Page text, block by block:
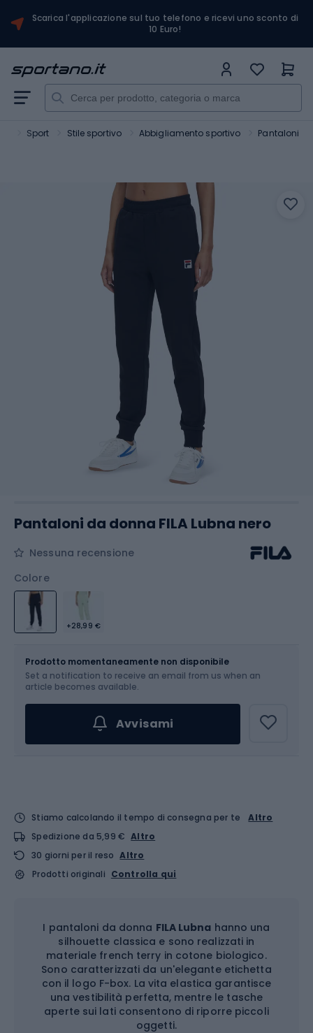
Scarica l'applicazione sul tuo telefono e ricevi uno sconto di
10 Euro!
Sport Stile sportivo Abbigliamento sportivo Pantaloni
Pantaloni da donna FILA Lubna nero
Nessuna recensione
Colore
+28,99 €
Scegli un'opzione...
Prodotto momentaneamente non disponibile
Set a notification to receive an email from us when an
article becomes available.
Avvisami
Stiamo calcolando il tempo di consegna per te
Altro
Spedizione da 5,99 € Altro
30 giorni per il reso Altro
Prodotti originali Controlla qui
I pantaloni da donna FILA Lubna hanno una
silhouette classica e sono realizzati in
materiale french terry in cotone biologico.
Sono caratterizzati da un'elegante etichetta
con il logo F-box. La vita elastica garantisce
una vestibilità perfetta, mentre le tasche
aperte sui lati consentono di riporre piccoli
oggetti.